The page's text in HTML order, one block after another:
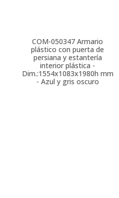
COM-050347 Armario
plástico con puerta de
persiana y estantería
interior plástica -
Dim.:1554x1083x1980h mm
- Azul y gris oscuro